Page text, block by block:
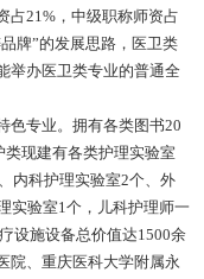
占21%，中级职称师资占
牌”的发展思路，医卫类
举办医卫类专业的普通全
色专业。拥有各类图书20
现建有各类护理实验室
内科护理实验室2个、外
实验室1个，儿科护理师一
设施设备总价值达1500余
院、重庆医科大学附属永